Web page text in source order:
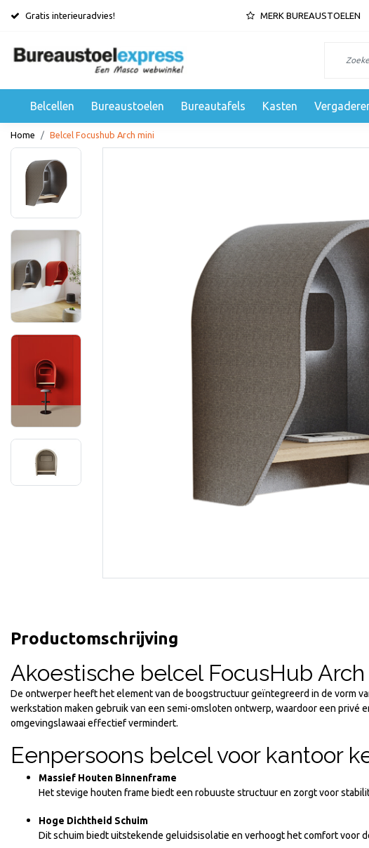
Gratis interieuradvies! MERK BUREAUSTOELEN
Belcellen Bureaustoelen Bureautafels Kasten
Home Belcel Focushub Arch mini
Productomschrijving
Akoestische belcel FocusHub Arch
De ontwerper heeft het element van de boogstructuur geïntegreerd in de vorm
werkstation maken gebruik van een semi-omsloten ontwerp, waardoor een
omgevingslawaai effectief vermindert.
Eenpersoons belcel voor kantoor
Massief Houten Binnenframe
Het stevige houten frame biedt een robuuste structuur en zorgt voor
Hoge Dichtheid Schuim
Dit schuim biedt uitstekende geluidsisolatie en verhoogt het comfort voor